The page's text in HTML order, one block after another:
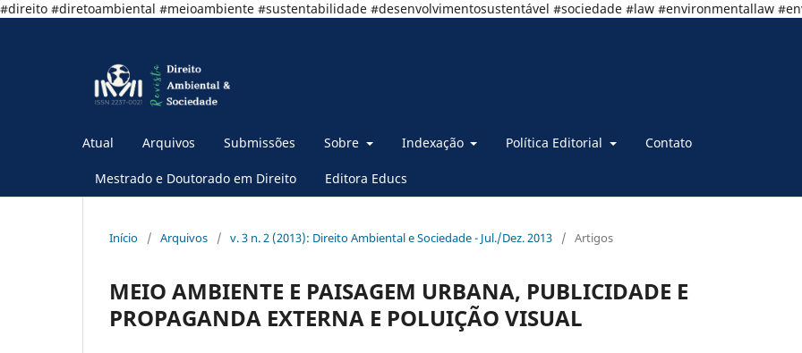
#direito #diretoambiental #meioambiente #sustentabilidade #desenvolvimentosustentável #sociedade #law #environmentallaw
Atual Arquivos Submissões Sobre Indexação Política Editorial Contato
Mestrado e Doutorado em Direito Editora Educs
Início / Arquivos / v. 3 n. 2 (2013): Direito Ambiental e Sociedade - Jul./Dez. 2013 / Artigos
MEIO AMBIENTE E PAISAGEM URBANA, PUBLICIDADE E
PROPAGANDA EXTERNA E POLUIÇÃO VISUAL